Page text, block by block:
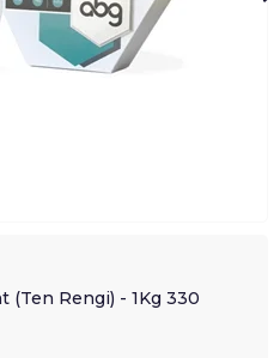
(Ten Rengi) - 1Kg 330